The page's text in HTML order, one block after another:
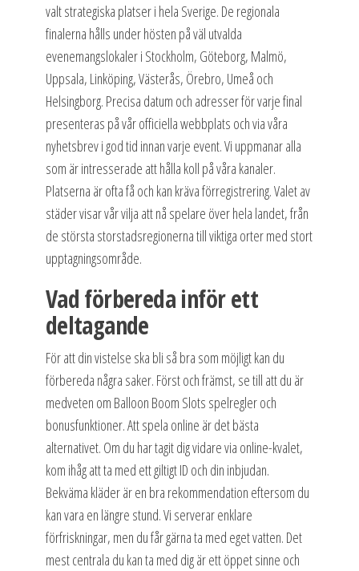
valt strategiska platser i hela Sverige. De regionala
finalerna hålls under hösten på väl utvalda
evenemangslokaler i Stockholm, Göteborg, Malmö,
Uppsala, Linköping, Västerås, Örebro, Umeå och
Helsingborg. Precisa datum och adresser för varje final
presenteras på vår officiella webbplats och via våra
nyhetsbrev i god tid innan varje event. Vi uppmanar alla
som är intresserade att hålla koll på våra kanaler.
Platserna är ofta få och kan kräva förregistrering. Valet av
städer visar vår vilja att nå spelare över hela landet, från
de största storstadsregionerna till viktiga orter med stort
upptagningsområde.
Vad förbereda inför ett
deltagande
För att din vistelse ska bli så bra som möjligt kan du
förbereda några saker. Först och främst, se till att du är
medveten om Balloon Boom Slots spelregler och
bonusfunktioner. Att spela online är det bästa
alternativet. Om du har tagit dig vidare via online-kvalet,
kom ihåg att ta med ett giltigt ID och din inbjudan.
Bekväma kläder är en bra rekommendation eftersom du
kan vara en längre stund. Vi serverar enklare
förfriskningar, men du får gärna ta med eget vatten. Det
mest centrala du kan ta med dig är ett öppet sinne och